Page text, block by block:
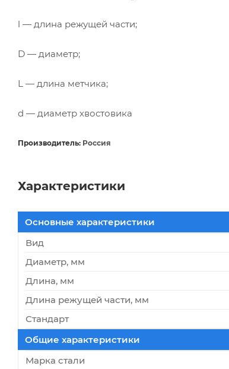
l — длина режущей части;
D — диаметр;
L — длина метчика;
d — диаметр хвостовика
Производитель: Россия
Характеристики
Основные характеристики
Вид
Диаметр, мм
Длина, мм
Длина режущей части, мм
Стандарт
Общие характеристики
Марка стали